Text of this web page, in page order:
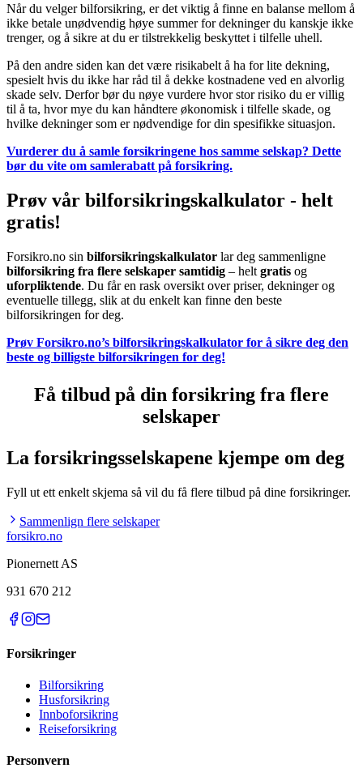
Når du velger bilforsikring, er det viktig å finne en balanse mellom å
ikke betale unødvendig høye summer for dekninger du kanskje ikke
trenger, og å sikre at du er tilstrekkelig beskyttet i tilfelle uhell.
På den andre siden kan det være risikabelt å ha for lite dekning,
spesielt hvis du ikke har råd til å dekke kostnadene ved en alvorlig
skade selv. Derfor bør du nøye vurdere hvor stor risiko du er villig
til å ta, hvor mye du kan håndtere økonomisk i tilfelle skade, og
hvilke dekninger som er nødvendige for din spesifikke situasjon.
Vurderer du å samle forsikringene hos samme selskap? Dette
bør du vite om samlerabatt på forsikring.
Prøv vår bilforsikringskalkulator - helt
gratis!
Forsikro.no sin bilforsikringskalkulator lar deg sammenligne
bilforsikring fra flere selskaper samtidig – helt gratis og
uforpliktende. Du får en rask oversikt over priser, dekninger og
eventuelle tillegg, slik at du enkelt kan finne den beste
bilforsikringen for deg.
Prøv Forsikro.no’s bilforsikringskalkulator for å sikre deg den
beste og billigste bilforsikringen for deg!
Få tilbud på din forsikring fra flere
selskaper
La forsikringsselskapene kjempe om deg
Fyll ut ett enkelt skjema så vil du få flere tilbud på dine forsikringer.
Sammenlign flere selskaper
forsikro.no
Pionernett AS
931 670 212
Forsikringer
Bilforsikring
Husforsikring
Innboforsikring
Reiseforsikring
Personvern